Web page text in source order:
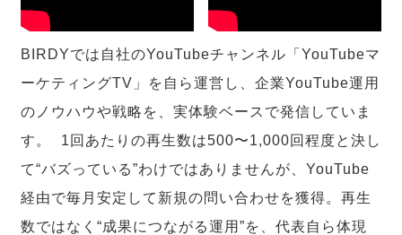
BIRDYでは自社のYouTubeチャンネル「YouTubeマ
ーケティングTV」を自ら運営し、企業YouTube運用
のノウハウや戦略を、実体験ベースで発信していま
す。 1回あたりの再生数は500〜1,000回程度と決し
て“バズっている”わけではありませんが、YouTube
経由で毎月安定して新規の問い合わせを獲得。再生
数ではなく“成果につながる運用”を、代表自ら体現